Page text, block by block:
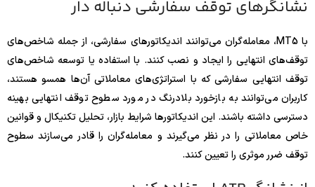
نشانگرهای توقف سفارشی دنباله دار
با MT5، معامله‌گران می‌توانند اندیکاتورهای سفارشی، از جمله شاخص‌های
توقف‌های انتهایی را ایجاد و نصب کنند. با استفاده یا توسعه شاخص‌های
توقف انتهایی سفارشی که با استراتژی‌های معاملاتی آن‌ها همسو هستند،
کاربران می‌توانند به بازخورد بلادرنگ در مورد سطوح توقف انتهایی بهینه
دسترسی داشته باشند. این اندیکاتورها شرایط بازار، تحلیل تکنیکال و قوانین
خاص معاملاتی را در نظر می‌گیرند و معامله‌گران را قادر می‌سازند سطوح
توقف ضرر موثری را تعیین کنند.